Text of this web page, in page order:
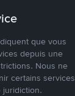
que vous
depuis une
Nous ne
certains services
juridiction.